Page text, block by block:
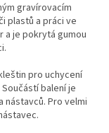
gravírovacím
plastů a práci ve
a je pokrytá gumou
pro uchycení
balení je
nástavců. Pro velmi